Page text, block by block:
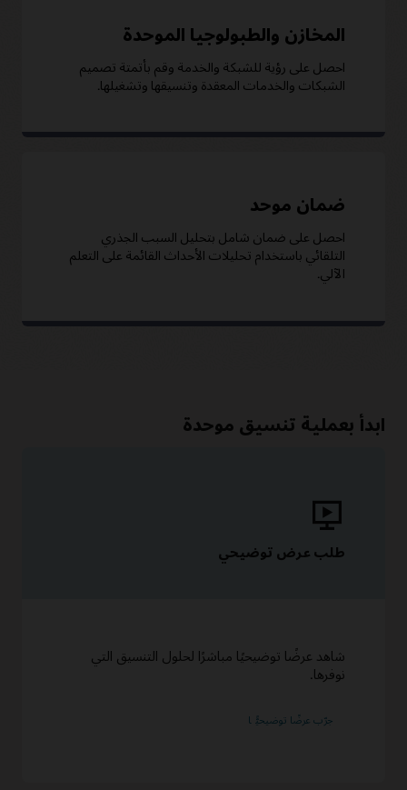
المخازن والطبولوجيا الموحدة
احصل على رؤية للشبكة والخدمة وقم بأتمتة تصميم
الشبكات والخدمات المعقدة وتنسيقها وتشغيلها.
ضمان موحد
احصل على ضمان شامل بتحليل السبب الجذري
التلقائي باستخدام تحليلات الأحداث القائمة على التعلم
الآلي.
ابدأ بعملية تنسيق موحدة
طلب عرض توضيحي
شاهد عرضًا توضيحيًا مباشرًا لحلول التنسيق التي
نوفرها.
جرّب عرضًا توضيحيًّا